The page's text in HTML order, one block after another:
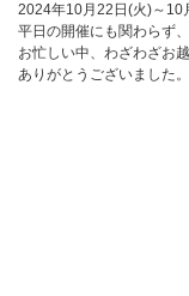
2024年10月22日(火)～10
平日の開催にも関わらず
お忙しい中、わざわざお
ありがとうございました。